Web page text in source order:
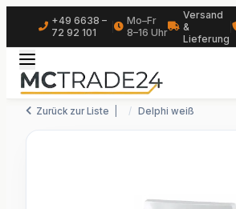
+49 6638 –
72 92 101
Mo–Fr
8–16 Uhr
Versand
&
Lieferung
Zurück zur Liste Delphi weiß